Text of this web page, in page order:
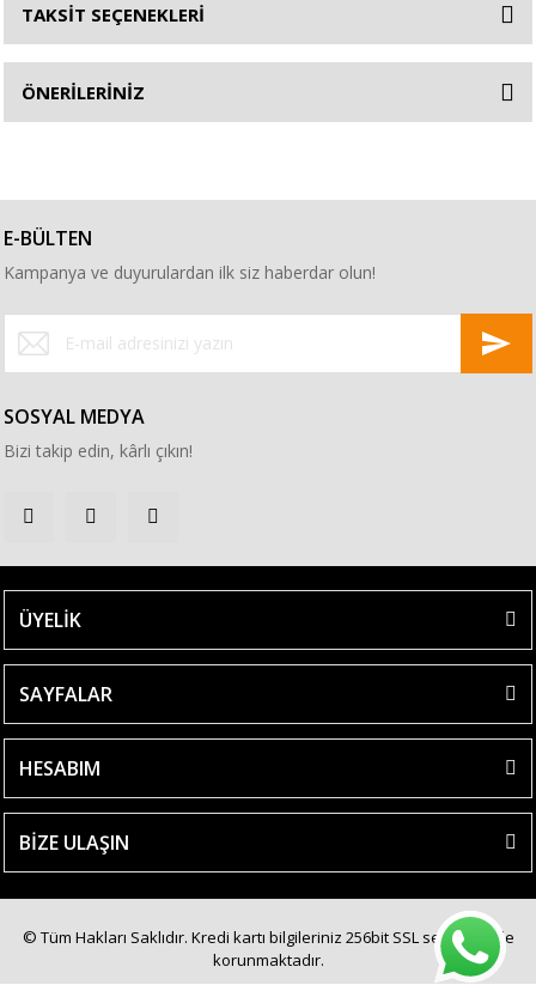
TAKSİT SEÇENEKLERİ
ÖNERİLERİNİZ
E-BÜLTEN
Kampanya ve duyurulardan ilk siz haberdar olun!
SOSYAL MEDYA
Bizi takip edin, kârlı çıkın!
ÜYELİK
SAYFALAR
HESABIM
BİZE ULAŞIN
© Tüm Hakları Saklıdır. Kredi kartı bilgileriniz 256bit SSL sertifikası ile
korunmaktadır.